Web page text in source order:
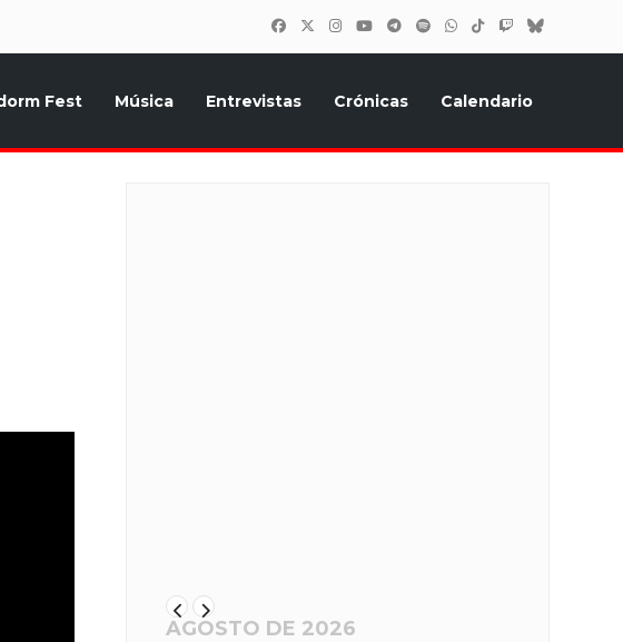
Fest Música Entrevistas Crónicas Calendario
AGOSTO DE 2026